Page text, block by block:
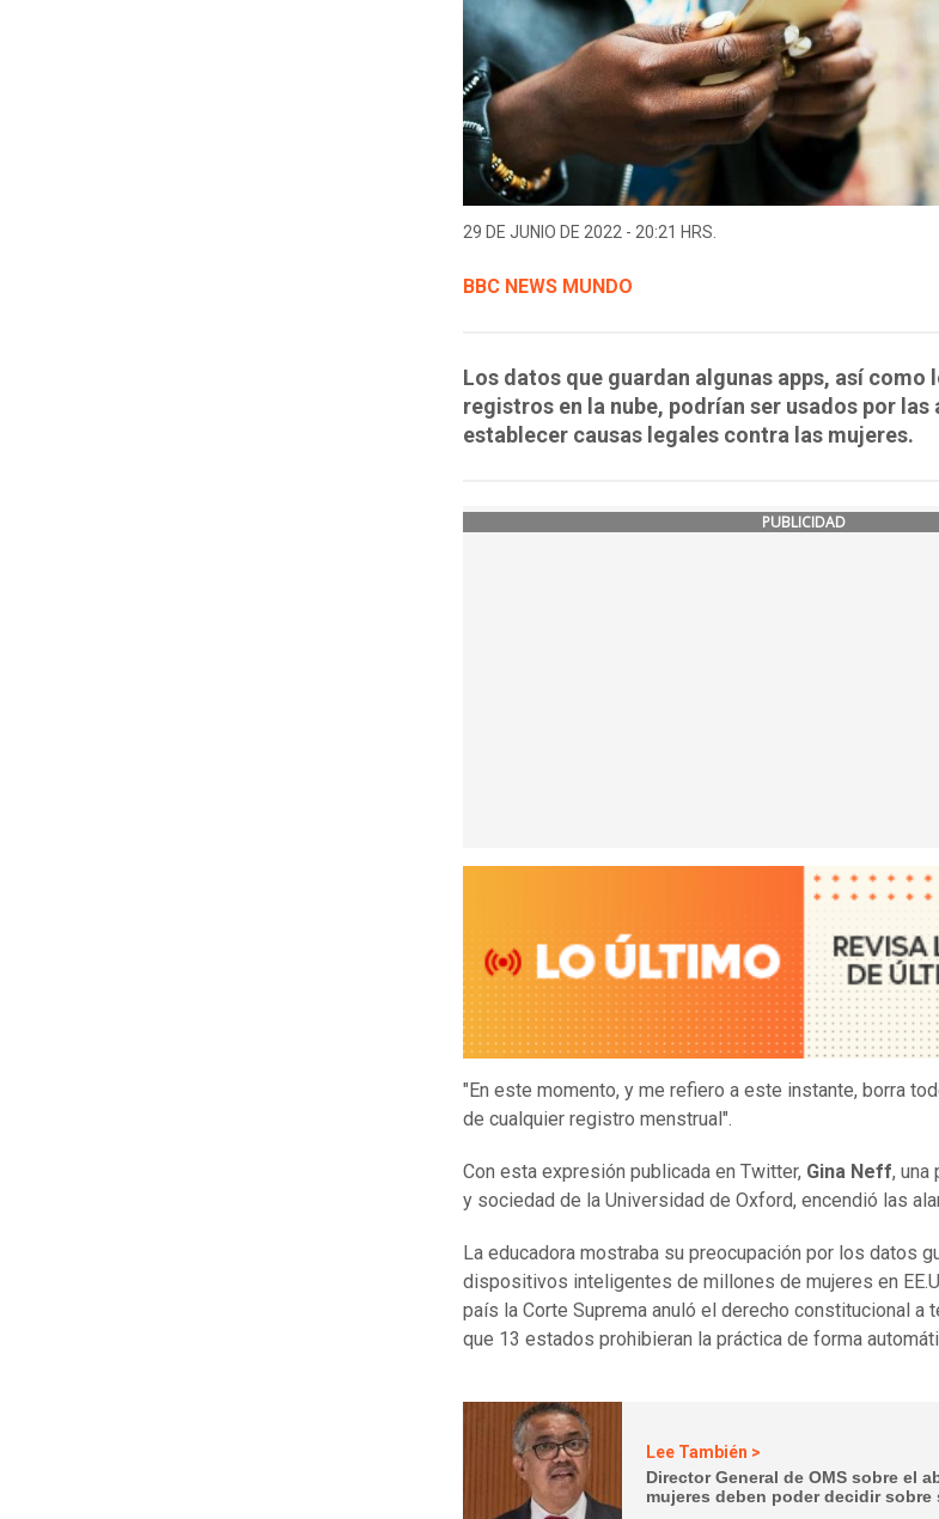
29 DE JUNIO DE 2022 - 20:21 HRS.
BBC NEWS MUNDO
Los datos que guardan algunas apps, así como
registros en la nube, podrían ser usados por
establecer causas legales contra las mujeres.
PUBLICIDAD
"En este momento, y me refiero a este instante, borra
de cualquier registro menstrual".
Con esta expresión publicada en Twitter, Gina Neff, una
y sociedad de la Universidad de Oxford, encendió las
La educadora mostraba su preocupación por los datos
dispositivos inteligentes de millones de mujeres en
país la Corte Suprema anuló el derecho constitucional a
que 13 estados prohibieran la práctica de forma
Lee También >
Director General de OMS sobre el
mujeres deben poder decidir